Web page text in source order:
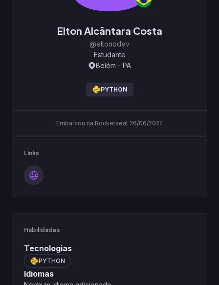
Elton Alcântara Costa
@eltonodev
Estudante
Belém - PA
PYTHON
Embarcou na Rocketseat 26/06/2024
Links
Habilidades
Tecnologias
PYTHON
Idiomas